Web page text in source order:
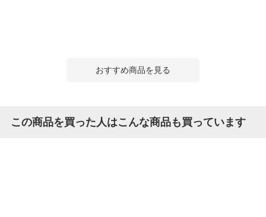
おすすめ商品を見る
この商品を買った人はこんな商品も買っています